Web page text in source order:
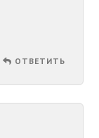
ОТВЕТИТЬ